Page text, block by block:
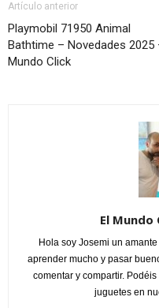
Artículo anterior
Playmobil 71950 Animal
Bathtime – Novedades 2025
Mundo Click
El Mundo
Hola soy Josemi un
aprender mucho y pasar
comentar y compartir.
juguetes en